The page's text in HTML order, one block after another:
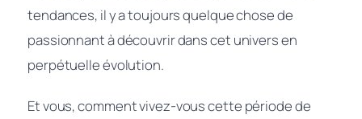
tendances, il y a toujours quelque chose de
passionnant à découvrir dans cet univers en
perpétuelle évolution.
Et vous, comment vivez-vous cette période de